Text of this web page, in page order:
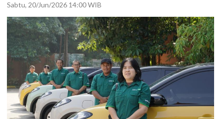
Sabtu, 20/Jun/2026 14:00 WIB